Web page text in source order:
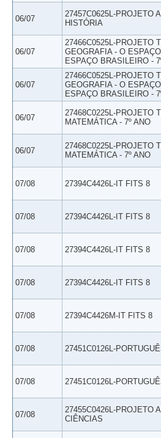
06/07
27457C0625L-PROJETO
HISTÓRIA
06/07
27466C0525L-PROJETO
GEOGRAFIA - O
ESPAÇO BRASILEIRO -
06/07
27466C0525L-PROJETO
GEOGRAFIA - O
ESPAÇO BRASILEIRO -
06/07
27468C0225L-PROJETO
MATEMÁTICA - 7º ANO
06/07
27468C0225L-PROJETO
MATEMÁTICA - 7º ANO
07/08 27394C4426L-IT FITS 8
07/08 27394C4426L-IT FITS 8
07/08 27394C4426L-IT FITS 8
07/08 27394C4426L-IT FITS 8
07/08 27394C4426M-IT FITS 8
07/08 27451C0126L-
07/08 27451C0126L-
07/08
27455C0426L-PROJETO
CIÊNCIAS